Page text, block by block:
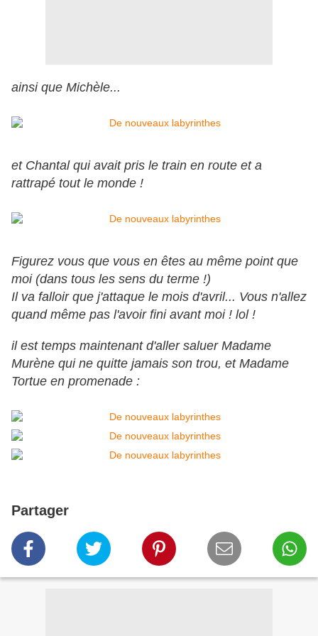
ainsi que Michèle...
et Chantal qui avait pris le train en route et a
rattrapé tout le monde !
Figurez vous que vous en êtes au même point que
moi (dans tous les sens du terme !)
Il va falloir que j'attaque le mois d'avril... Vous n'allez
quand même pas l'avoir fini avant moi ! lol !
il est temps maintenant d'aller saluer Madame
Murène qui ne quitte jamais son trou, et Madame
Tortue en promenade :
Partager